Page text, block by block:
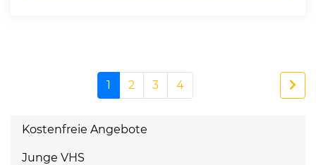
1 2 3 4
Kostenfreie Angebote
Junge VHS